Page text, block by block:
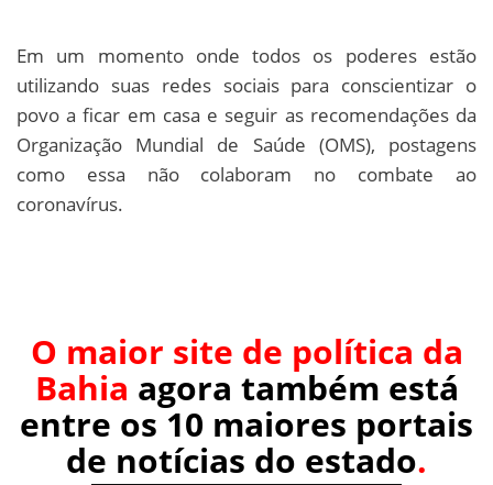
Em um momento onde todos os poderes estão
utilizando suas redes sociais para conscientizar o
povo a ficar em casa e seguir as recomendações da
Organização Mundial de Saúde (OMS), postagens
como essa não colaboram no combate ao
coronavírus.
O maior site de política da
Bahia agora também está
entre os 10 maiores portais
de notícias do estado.